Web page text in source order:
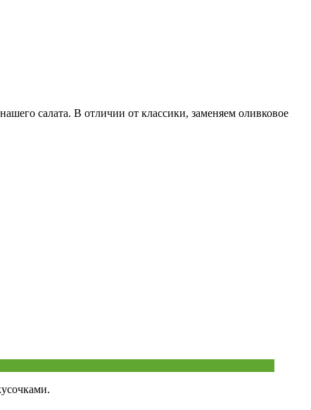
салата. В отличии от классики, заменяем оливковое